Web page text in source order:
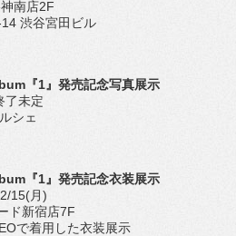
南店2F
渋谷宮田ビル
『1』発売記念写真展示
了未定
シェ
『1』発売記念衣装展示
15(月)
ド新宿店7F
で着用した衣装展示